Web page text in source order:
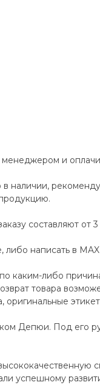
и
наличии,
составляют от
написать в
либо
товара
оригинальные
Депюи. Под его
успешному